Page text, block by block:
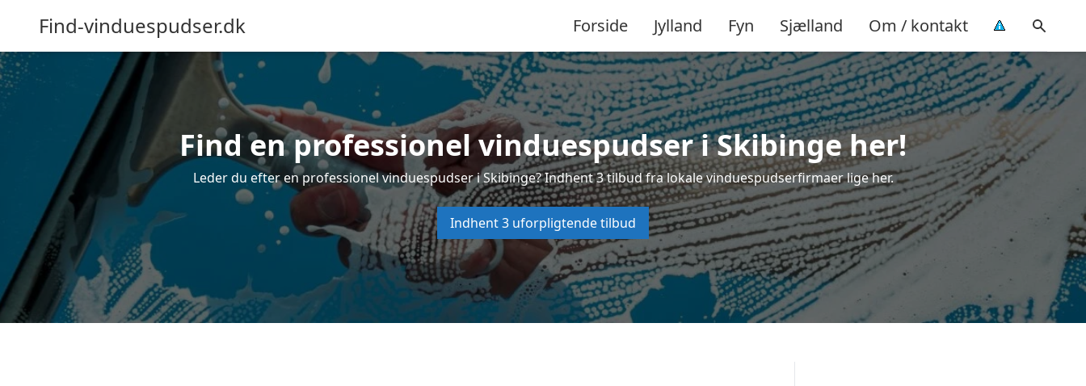
Find-vinduespudser.dk Forside Jylland Fyn Sjælland Om / kontakt
Find en professionel vinduespudser i Skibinge her!
Leder du efter en professionel vinduespudser i Skibinge? Indhent 3 tilbud fra lokale vinduespudserfirmaer lige her.
Indhent 3 uforpligtende tilbud